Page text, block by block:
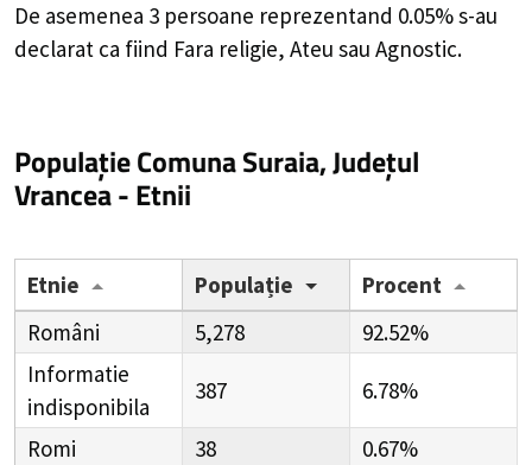
De asemenea 3 persoane reprezentand 0.05% s-au
declarat ca fiind Fara religie, Ateu sau Agnostic.
Populație Comuna Suraia, Județul
Vrancea - Etnii
Etnie Populație
Procent
Români
5,278
92.52%
Informatie
indisponibila
387 6.78%
Romi 38 0.67%